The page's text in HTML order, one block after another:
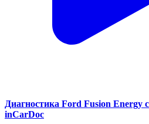
Диагностика Ford Fusion
inCarDoc